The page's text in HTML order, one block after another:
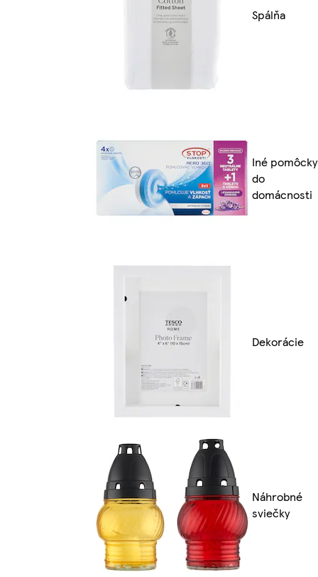
Spálňa
Iné pomôcky
do
domácnosti
Dekorácie
Náhrobné
sviečky